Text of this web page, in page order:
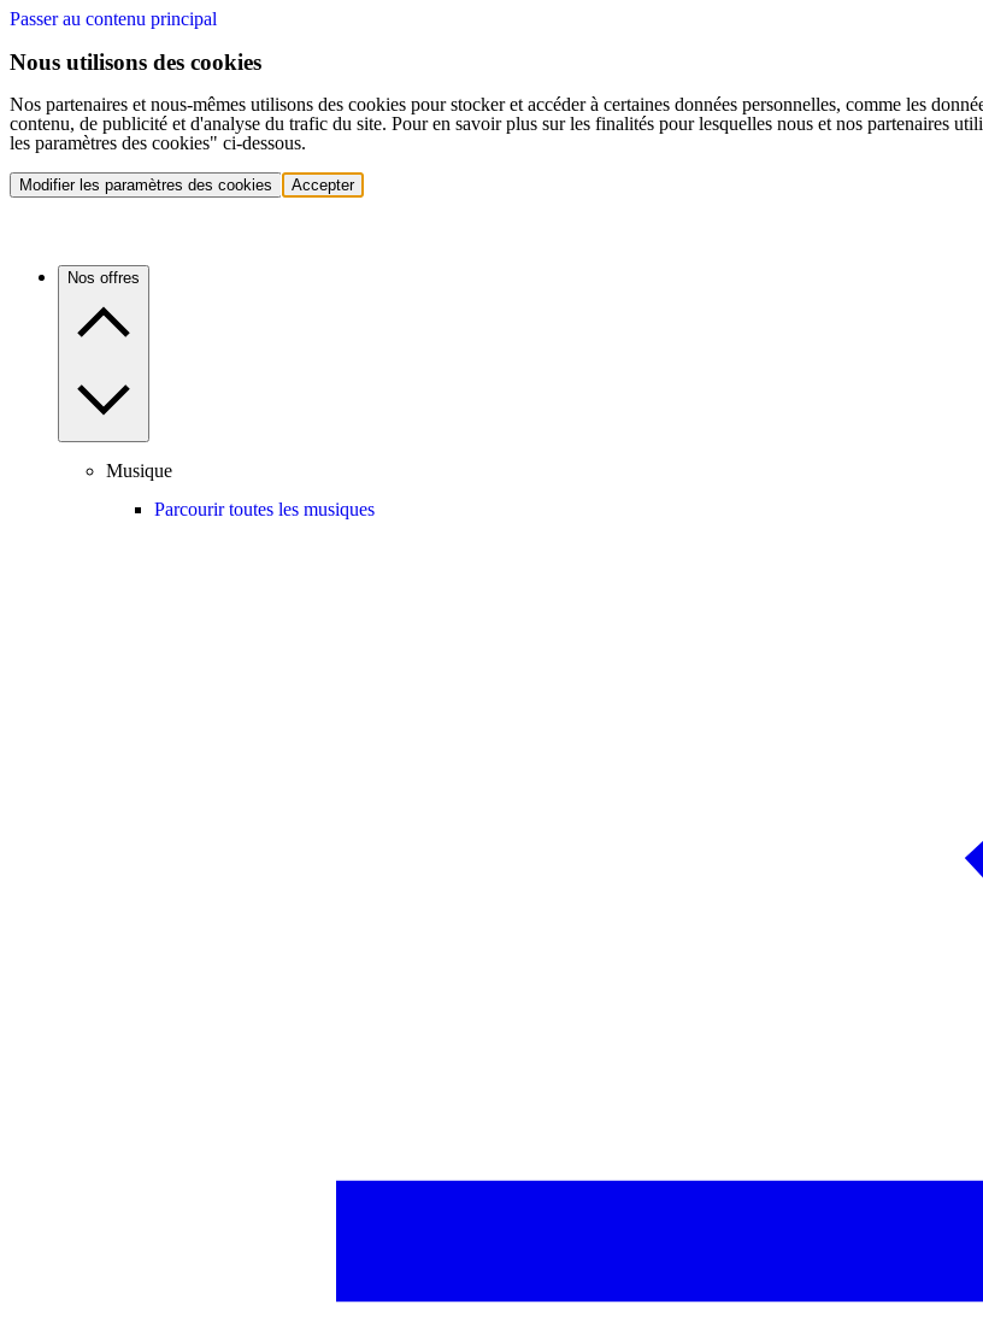
Passer au contenu principal
Nous utilisons des cookies
Nos partenaires et nous-mêmes utilisons des cookies pour stocker et accéder à certaines données personnelles, comme les
contenu, de publicité et d'analyse du trafic du site. Pour en savoir plus sur les finalités pour lesquelles nous et nos partenaires
les paramètres des cookies" ci-dessous.
Modifier les paramètres des cookies Accepter
Nos offres
Musique
Parcourir toutes les musiques